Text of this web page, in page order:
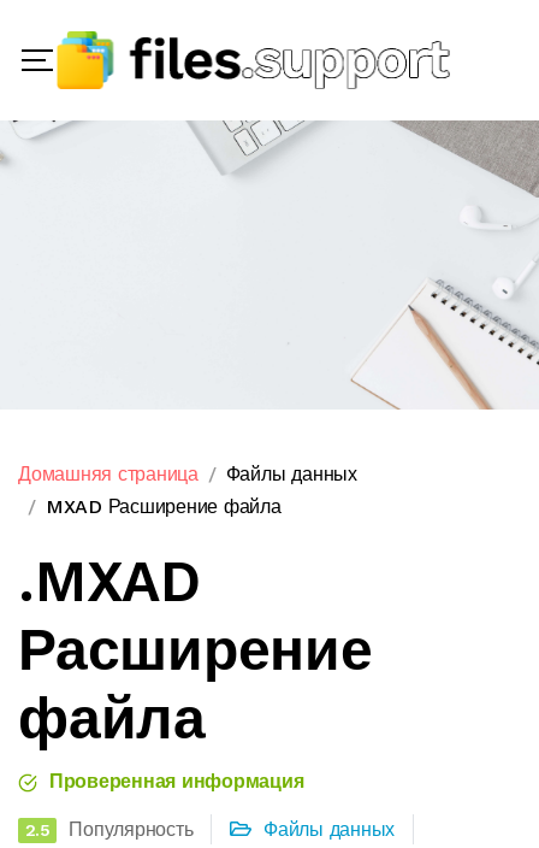
Домашняя страница
Файлы данных
MXAD Расширение файла
.MXAD
Расширение
файла
Проверенная информация
2.5 Популярность Файлы данных